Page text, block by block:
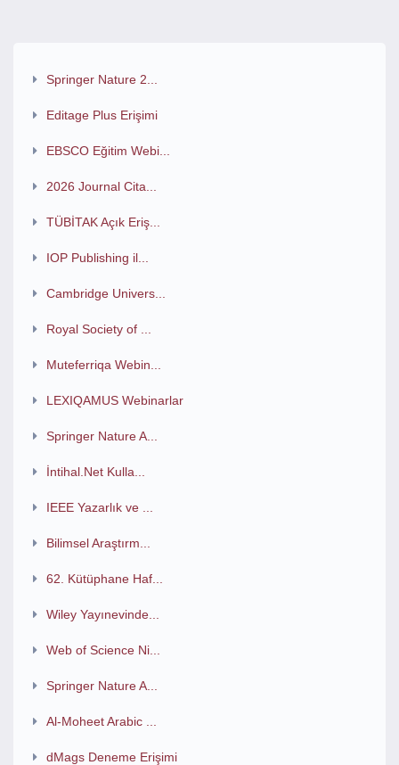
Springer Nature 2...
Editage Plus Erişimi
EBSCO Eğitim Webi...
2026 Journal Cita...
TÜBİTAK Açık Eriş...
IOP Publishing il...
Cambridge Univers...
Royal Society of ...
Muteferriqa Webin...
LEXIQAMUS Webinarlar
Springer Nature A...
İntihal.Net Kulla...
IEEE Yazarlık ve ...
Bilimsel Araştırm...
62. Kütüphane Haf...
Wiley Yayınevinde...
Web of Science Ni...
Springer Nature A...
Al-Moheet Arabic ...
dMags Deneme Erişimi